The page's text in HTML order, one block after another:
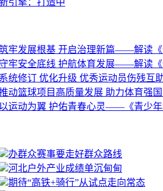
牢发展根基 开启治理新篇——解读
守牢安全底线 护航体育发展——解读
系统修订 优化升级 优秀运动员伤残互
动篮球项目高质量发展 助力体育强
以运动为翼 护佑青春心灵——《青少年
办群众赛事要走好群众路线
河北户外产业成绩单沉甸甸
期待“高铁+骑行”从试点走向常态